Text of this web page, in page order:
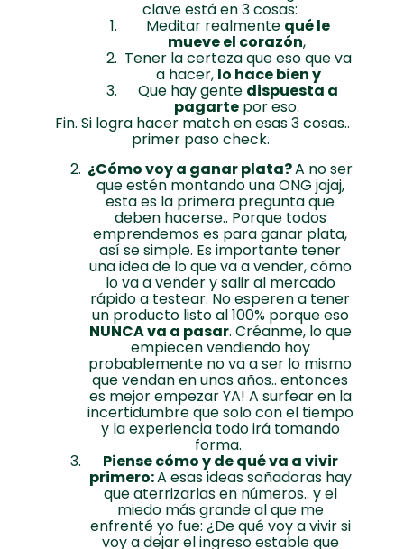
clave está en 3 cosas:
Meditar realmente qué le
mueve el corazón,
Tener la certeza que eso que va
a hacer, lo hace bien y
Que hay gente dispuesta a
pagartepor eso.
Fin. Si logra hacer match en esas 3 cosas..
primer paso check.
¿Cómo voy a ganar plata?A no ser
que estén montando una ONG jajaj,
esta es la primera pregunta que
deben hacerse.. Porque todos
emprendemos es para ganar plata,
así se simple. Es importante tener
una idea de lo que va a vender, cómo
lo va a vender y salir al mercado
rápido a testear. No esperen a tener
un producto listo al 100% porque eso
NUNCA va a pasar. Créanme, lo que
empiecen vendiendo hoy
probablemente no va a ser lo mismo
que vendan en unos años.. entonces
es mejor empezar YA! A surfear en la
incertidumbre que solo con el tiempo
y la experiencia todo irá tomando
forma.
Piense cómo y de qué va a vivir
primero:A esas ideas soñadoras hay
que aterrizarlas en números.. y el
miedo más grande al que me
enfrenté yo fue: ¿De qué voy a vivir si
voy a dejar el ingreso estable que